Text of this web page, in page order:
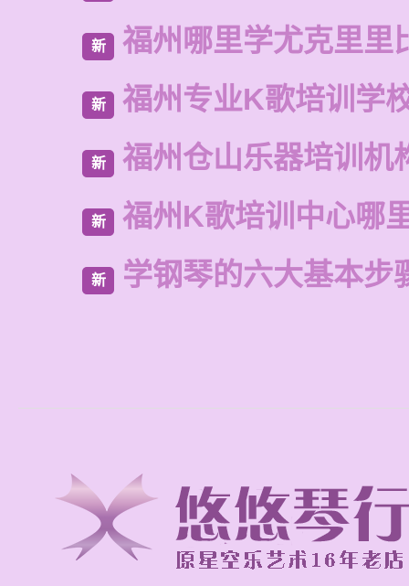
新 福州哪里学尤克里里
新 福州专业K歌培训学
新 福州仓山乐器培训机
新 福州K歌培训中心哪
新 学钢琴的六大基本步